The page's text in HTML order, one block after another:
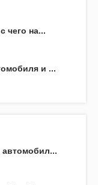
чего на...
и ...
автомобил...